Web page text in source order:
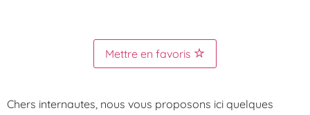
Mettre en favoris
Chers internautes, nous vous proposons ici quelques